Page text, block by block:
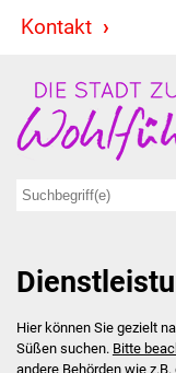
Kontakt
Hier können Sie gezielt
Süßen suchen. Bitte
andere Behörden wie